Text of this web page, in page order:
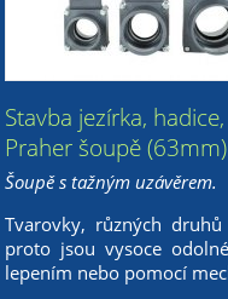
Stavba jezírka,
Praher šoupě (63mm)
Šoupě s tažným uzávěrem.
Tvarovky, různých
proto jsou vysoce
lepením nebo pomocí